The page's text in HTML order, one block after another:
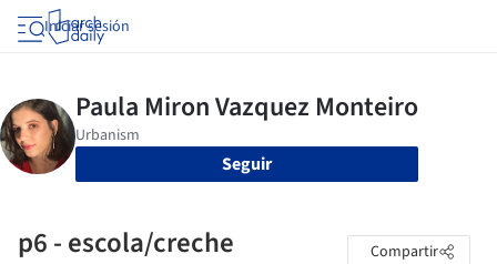
Iniciar sesión
Seguir
p6 - escola/creche Compartir